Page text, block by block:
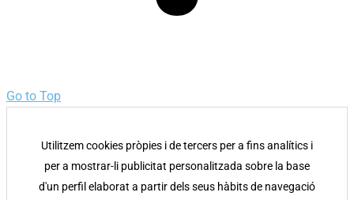
Go to Top
Utilitzem cookies pròpies i de tercers per a fins analítics i
per a mostrar-li publicitat personalitzada sobre la base
d'un perfil elaborat a partir dels seus hàbits de navegació